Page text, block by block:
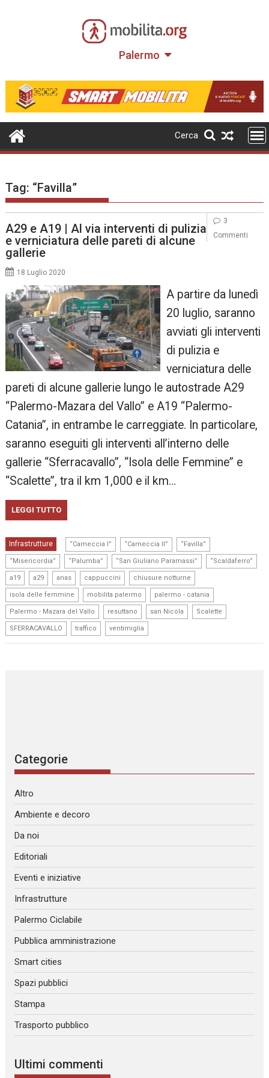
Palermo
Cerca
Tag: “Favilla”
A29 e A19 | Al via interventi di pulizia
e verniciatura delle pareti di alcune
gallerie
18 Luglio 2020
A partire da lunedì
20 luglio, saranno
avviati gli interventi
di pulizia e
verniciatura delle
pareti di alcune gallerie lungo le autostrade A29
“Palermo-Mazara del Vallo” e A19 “Palermo-
Catania”, in entrambe le carreggiate. In particolare,
saranno eseguiti gli interventi all’interno delle
gallerie “Sferracavallo”, “Isola delle Femmine” e
“Scalette”, tra il km 1,000 e il km…
LEGGI TUTTO
Infrastrutture “Cameccia I” “Cameccia II” “Favilla”
“Misericordia” “Palumba” “San Giuliano Paramassi” “Scaldaferro”
a19 a29 anas cappuccini chiusure notturne
isola delle femmine mobilita palermo palermo - catania
Palermo - Mazara del Vallo resuttano san Nicola Scalette
SFERRACAVALLO traffico ventimiglia
3
Commenti
Categorie
Altro
Ambiente e decoro
Da noi
Editoriali
Eventi e iniziative
Infrastrutture
Palermo Ciclabile
Pubblica amministrazione
Smart cities
Spazi pubblici
Stampa
Trasporto pubblico
Ultimi commenti